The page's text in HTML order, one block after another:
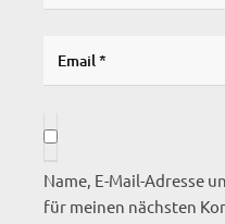
Name, E-Mail-Adresse
für meinen nächsten